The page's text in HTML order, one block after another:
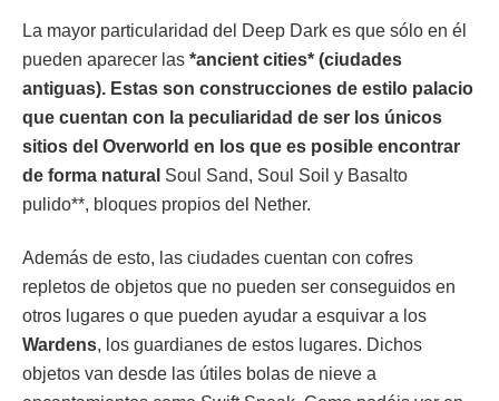
La mayor particularidad del Deep Dark es que sólo en él
pueden aparecer las *ancient cities* (ciudades
antiguas). Estas son construcciones de estilo palacio
que cuentan con la peculiaridad de ser los únicos
sitios del Overworld en los que es posible encontrar
de forma natural Soul Sand, Soul Soil y Basalto
pulido**, bloques propios del Nether.
Además de esto, las ciudades cuentan con cofres
repletos de objetos que no pueden ser conseguidos en
otros lugares o que pueden ayudar a esquivar a los
Wardens, los guardianes de estos lugares. Dichos
objetos van desde las útiles bolas de nieve a